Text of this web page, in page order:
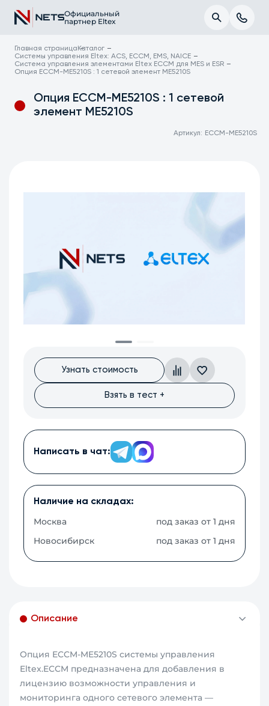
Официальный
партнер Eltex
Главная страница Каталог
Системы управления Eltex: ACS, ECCM, EMS, NAICE
Система управления элементами Eltex ECCM для MES и ESR
Опция ECCM-ME5210S : 1 сетевой элемент ME5210S
Опция ECCM-ME5210S : 1 сетевой
элемент ME5210S
Артикул: ECCM-ME5210S
Узнать стоимость
Взять в тест +
Написать в чат:
Наличие на складах:
Москва
под заказ от 1 дня
Новосибирск
под заказ от 1 дня
Описание
Опция ECCM-ME5210S системы управления
Eltex.ECCM предназначена для добавления в
лицензию возможности управления и
мониторинга одного сетевого элемента —